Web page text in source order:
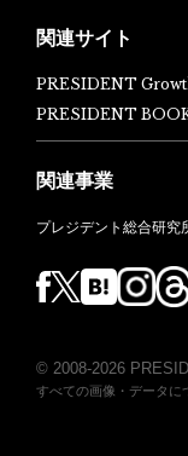
関連サイト
PRESIDENT
PRESIDENT
関連事業
プレジデント総合研究
© 2008-2026
すべての画像・データに